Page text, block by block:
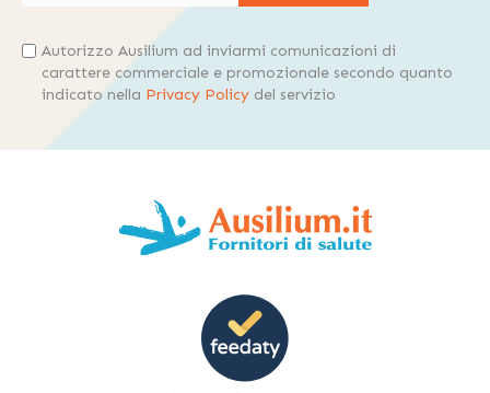
Autorizzo Ausilium ad inviarmi comunicazioni di
carattere commerciale e promozionale secondo quanto
indicato nella Privacy Policy del servizio